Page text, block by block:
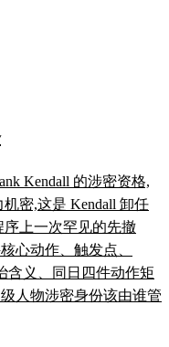
Kendall 的涉密资格,
密,这是 Kendall 卸任
上一次罕见的先撤
心动作、触发点、
含义、同日四件动作矩
人物涉密身份该由谁管